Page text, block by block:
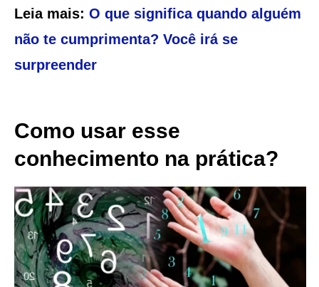
Leia mais: O que significa quando alguém
não te cumprimenta? Você irá se
surpreender
Como usar esse
conhecimento na prática?